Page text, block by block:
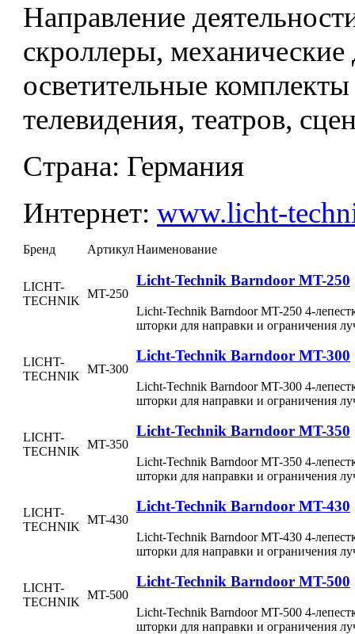
Направление
скроллеры,
осветительные
телевидения, театров,
Страна: Германия
Интернет: www.licht-
Бренд АртикулНаименование
LICHT-
TECHNIK
MT-250
Licht-Technik Barndoor MT-250
Licht-Technik Barndoor MT-250 4-
шторки для направки и ограничения
LICHT-
TECHNIK
MT-300
Licht-Technik Barndoor MT-300
Licht-Technik Barndoor MT-300 4-
шторки для направки и ограничения
LICHT-
TECHNIK
MT-350
Licht-Technik Barndoor MT-350
Licht-Technik Barndoor MT-350 4-
шторки для направки и ограничения
LICHT-
TECHNIK
MT-430
Licht-Technik Barndoor MT-430
Licht-Technik Barndoor MT-430 4-
шторки для направки и ограничения
LICHT-
TECHNIK
MT-500
Licht-Technik Barndoor MT-500
Licht-Technik Barndoor MT-500 4-
шторки для направки и ограничения